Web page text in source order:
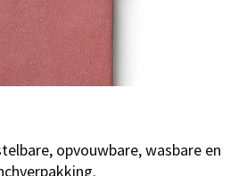
opvouwbare, wasbare en